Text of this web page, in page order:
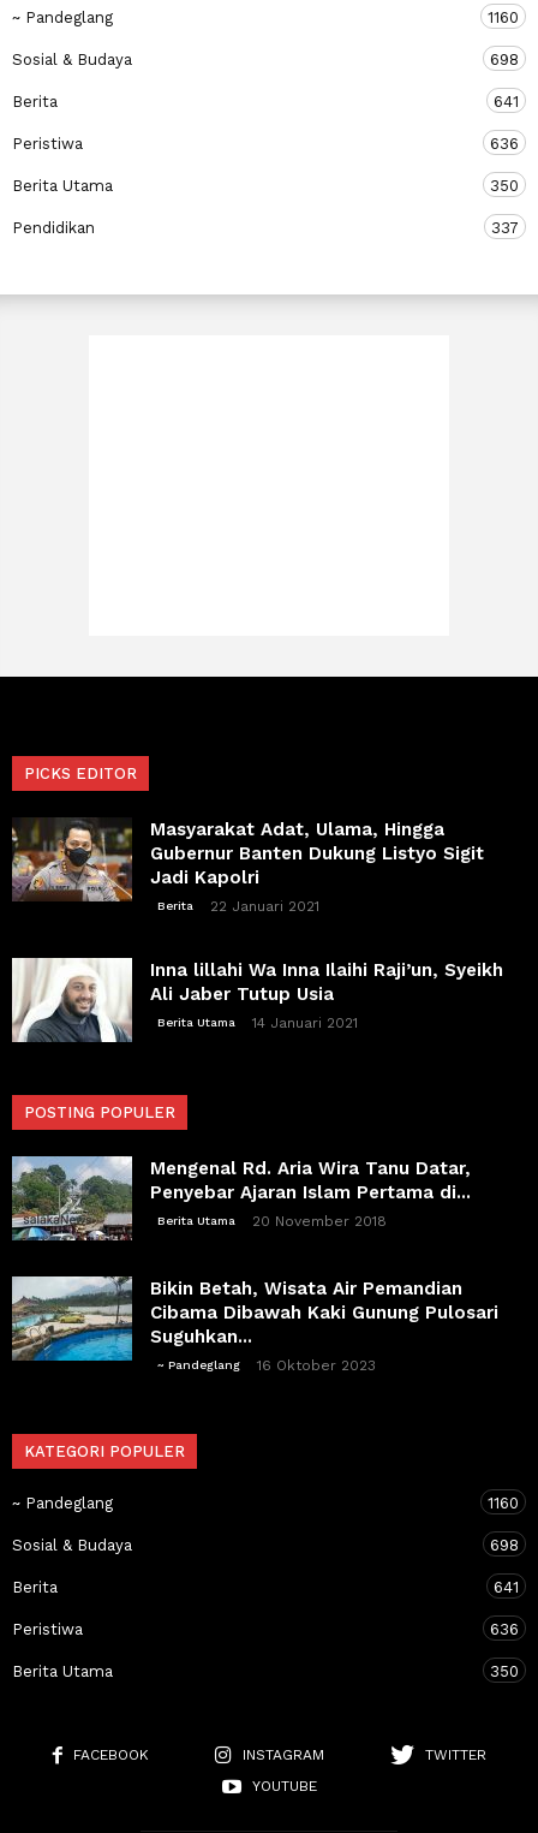
~ Pandeglang 1160
Sosial & Budaya 698
Berita 641
Peristiwa 636
Berita Utama 350
Pendidikan 337
PICKS EDITOR
Masyarakat Adat, Ulama, Hingga
Gubernur Banten Dukung Listyo Sigit
Jadi Kapolri
Berita 22 Januari 2021
Inna lillahi Wa Inna Ilaihi Raji’un, Syeikh
Ali Jaber Tutup Usia
Berita Utama 14 Januari 2021
POSTING POPULER
Mengenal Rd. Aria Wira Tanu Datar,
Penyebar Ajaran Islam Pertama di...
Berita Utama 20 November 2018
Bikin Betah, Wisata Air Pemandian
Cibama Dibawah Kaki Gunung Pulosari
Suguhkan...
~ Pandeglang 16 Oktober 2023
KATEGORI POPULER
~ Pandeglang 1160
Sosial & Budaya 698
Berita 641
Peristiwa 636
Berita Utama 350
FACEBOOK INSTAGRAM
TWITTER
YOUTUBE